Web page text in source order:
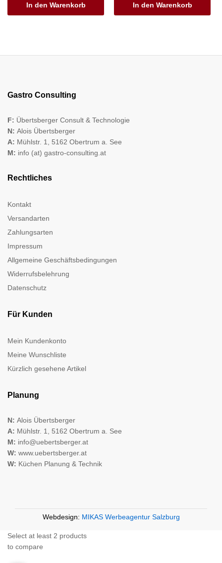
In den Warenkorb In den Warenkorb
Gastro Consulting
F: Übertsberger Consult & Technologie
N: Alois Übertsberger
A: Mühlstr. 1, 5162 Obertrum a. See
M: info (at) gastro-consulting.at
Rechtliches
Kontakt
Versandarten
Zahlungsarten
Impressum
Allgemeine Geschäftsbedingungen
Widerrufsbelehrung
Datenschutz
Für Kunden
Mein Kundenkonto
Meine Wunschliste
Kürzlich gesehene Artikel
Planung
N: Alois Übertsberger
A: Mühlstr. 1, 5162 Obertrum a. See
M: info@uebertsberger.at
W: www.uebertsberger.at
W: Küchen Planung & Technik
Webdesign: MIKAS Werbeagentur Salzburg
Select at least 2 products
to compare